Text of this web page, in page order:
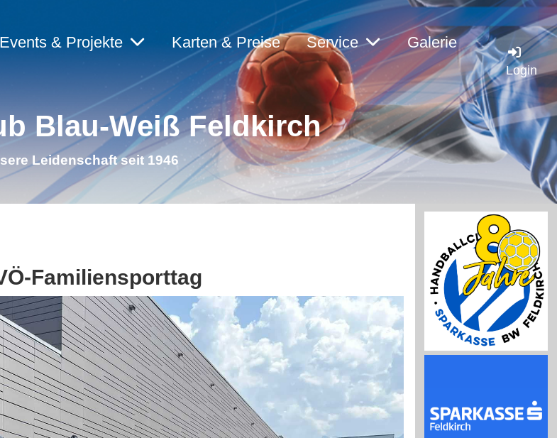
Events & Projekte Karten & Preise Service
Galerie
Login
Blau-Weiß Feldkirch
Leidenschaft seit 1946
Familiensporttag